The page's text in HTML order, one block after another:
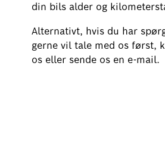
din bils alder og
Alternativt, hvis du har
gerne vil tale med os først,
os eller sende os en e-mail.